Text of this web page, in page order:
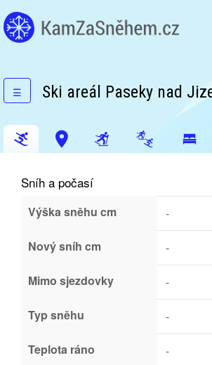
☰ Ski areál Paseky nad
Sníh a počasí
Výška sněhu cm -
Nový sníh cm -
Mimo sjezdovky -
Typ sněhu -
Teplota ráno -